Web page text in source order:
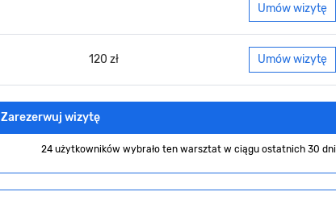
Umów wizytę
120 zł Umów wizytę
Zarezerwuj wizytę
24 użytkowników wybrało ten warsztat w ciągu ostatnich 30 dni